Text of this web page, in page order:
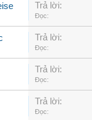
Trả lời:
Đọc:
Trả lời:
Đọc:
Trả lời:
Đọc:
Trả lời:
Đọc: